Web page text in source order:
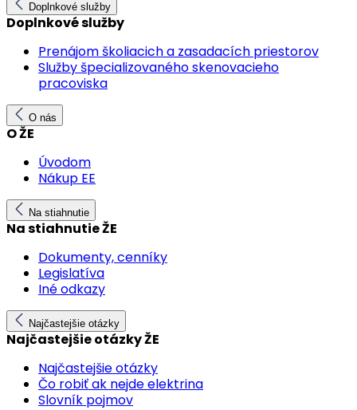
Doplnkové služby
Doplnkové služby
Prenájom školiacich a zasadacích priestorov
Služby špecializovaného skenovacieho
pracoviska
O nás
O ŽE
Úvodom
Nákup EE
Na stiahnutie
Na stiahnutie ŽE
Dokumenty, cenníky
Legislatíva
Iné odkazy
Najčastejšie otázky
Najčastejšie otázky ŽE
Najčastejšie otázky
Čo robiť ak nejde elektrina
Slovník pojmov